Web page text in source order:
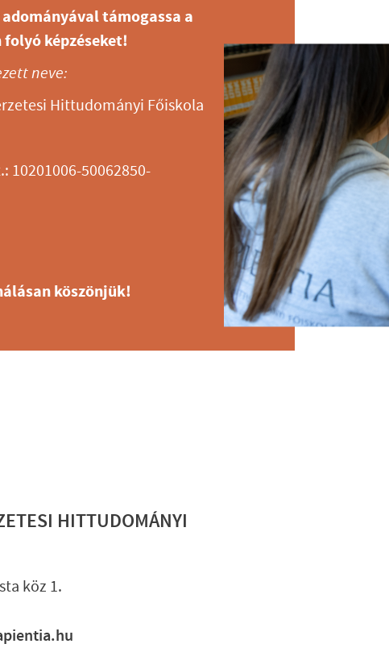
támogassa a
képzéseket!
neve:
Hittudományi Főiskola
10201006-50062850-
köszönjük!
HITTUDOMÁNYI
köz 1.